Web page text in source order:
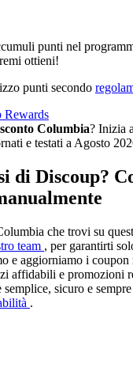
punti nel
ottieni!
punti secondo
Rewards
Columbia? Inizia
e testati a Agosto
di Discoup?
che trovi su
team , per garantirti
e aggiorniamo i coupon
affidabili e promozioni
sicuro e
.